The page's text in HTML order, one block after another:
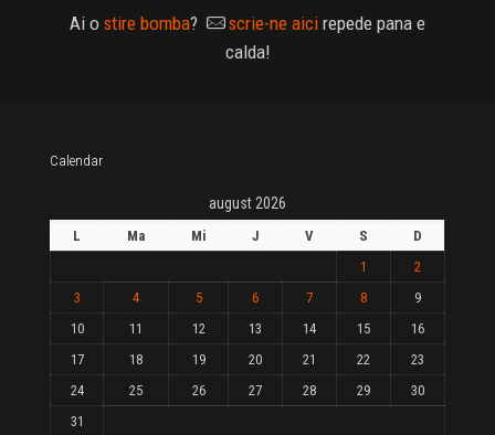
Ai o stire bomba? scrie-ne aici repede pana e
calda!
Calendar
august 2026
L Ma Mi J V S
D
1
2
3
4 5 6 7 8
9
10
11 12 13 14 15
16
17
18 19 20 21 22
23
24
25 26 27 28 29
30
31